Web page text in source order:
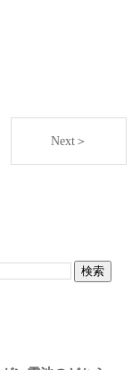
Next＞